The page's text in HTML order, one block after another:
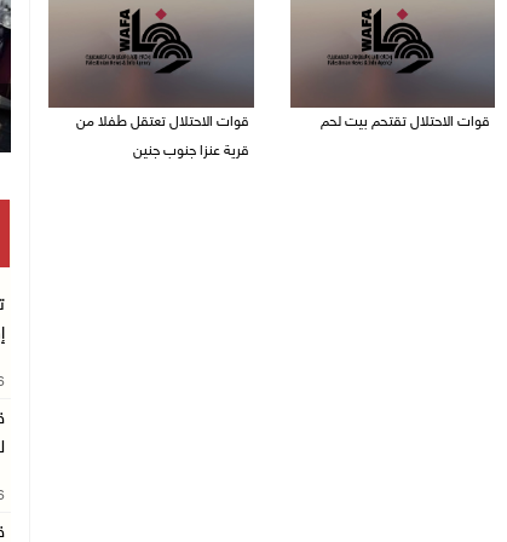
قوات الاحتلال تقتحم بيت لحم
قوات الاحتلال تعتقل طفلا من
قرية عنزا جنوب جنين